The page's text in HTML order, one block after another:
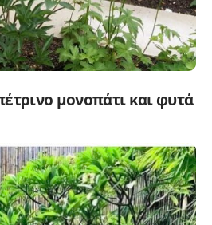
μονοπάτι και φυτά